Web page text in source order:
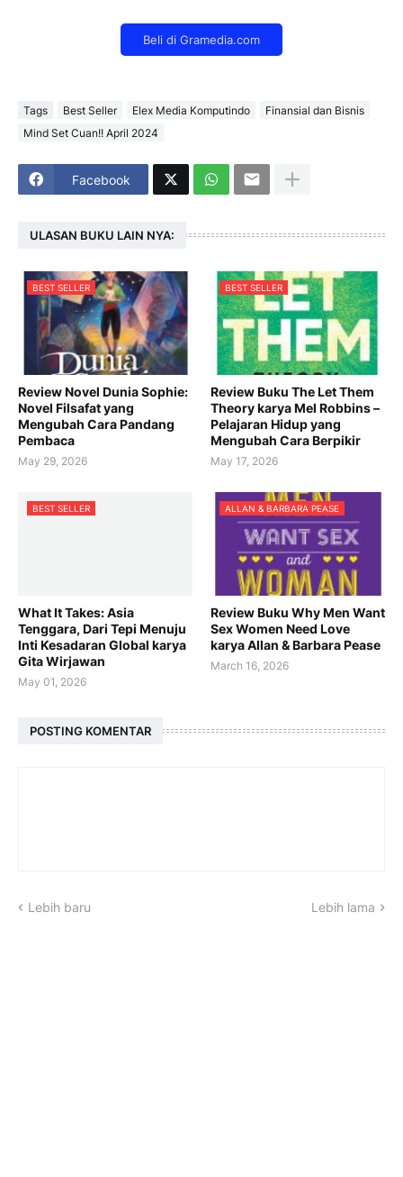
Tags Best Seller Elex Media Komputindo
Finansial dan Bisnis
Mind Set Cuan!! April 2024
Facebook
ULASAN BUKU LAIN NYA:
BEST SELLER
Review Novel Dunia Sophie:
Novel Filsafat yang
Mengubah Cara Pandang
Pembaca
May 29, 2026
BEST SELLER
Review Buku The Let Them
Theory karya Mel Robbins –
Pelajaran Hidup yang
Mengubah Cara Berpikir
May 17, 2026
BEST SELLER
What It Takes: Asia
Tenggara, Dari Tepi Menuju
Inti Kesadaran Global karya
Gita Wirjawan
May 01, 2026
ALLAN & BARBARA PEASE
Review Buku Why Men Want
Sex Women Need Love
karya Allan & Barbara Pease
March 16, 2026
POSTING KOMENTAR
Lebih baru Lebih lama